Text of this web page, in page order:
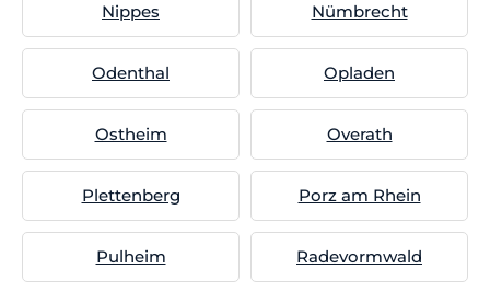
Nippes Nümbrecht
Odenthal Opladen
Ostheim Overath
Plettenberg Porz am Rhein
Pulheim Radevormwald